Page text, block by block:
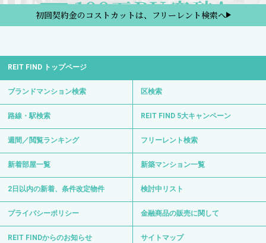
初回契約金のコストカットは、フリーレント検索へ
REIT FIND トップページ
ブランドマンション検索 区検索
路線・駅検索 REIT FIND 5大キャンペーン
週間／閲覧ランキング フリーレント検索
新着部屋一覧 新築マンション一覧
2日以内の新着、条件改定物件 検討中リスト
プライバシーポリシー 金融商品の販売に関して
REIT FINDからのお知らせ サイトマップ